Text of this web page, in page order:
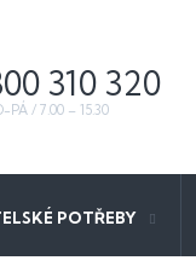
310 320
POTŘEBY